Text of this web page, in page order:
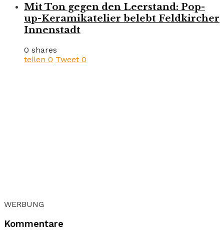
Mit Ton gegen den Leerstand: Pop-
up-Keramikatelier belebt Feldkircher
Innenstadt
0 shares
teilen 0 Tweet 0
WERBUNG
Kommentare